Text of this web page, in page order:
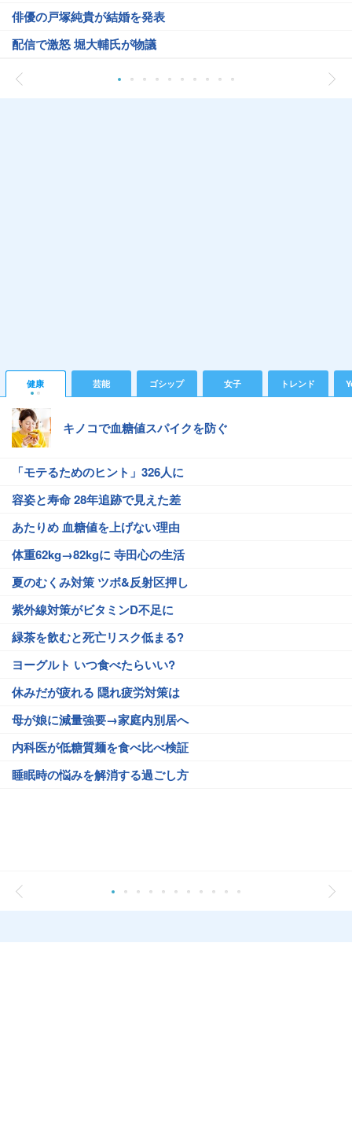
俳優の戸塚純貴が結婚を発表
配信で激怒 堀大輔氏が物議
健康 芸能 ゴシップ 女子 トレンド
キノコで血糖値スパイクを防ぐ
「モテるためのヒント」326人に
容姿と寿命 28年追跡で見えた差
あたりめ 血糖値を上げない理由
体重62kg→82kgに 寺田心の生活
夏のむくみ対策 ツボ&反射区押し
紫外線対策がビタミンD不足に
緑茶を飲むと死亡リスク低まる?
ヨーグルト いつ食べたらいい?
休みだが疲れる 隠れ疲労対策は
母が娘に減量強要→家庭内別居へ
内科医が低糖質麺を食べ比べ検証
睡眠時の悩みを解消する過ごし方